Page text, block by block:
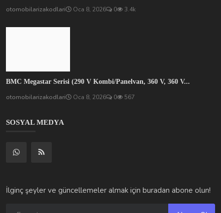
otomobilarizakodlari Oca 8, 2026 0 3.4k
BMC Megastar Serisi (290 V Kombi/Panelvan, 360 V, 360 V...
otomobilarizakodlari Oca 8, 2026 0 567
SOSYAL MEDYA
İlginç şeyler ve güncellemeler almak için buradan abone olun!